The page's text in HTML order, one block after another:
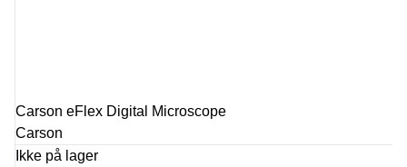
Carson eFlex Digital Microscope
Carson
Ikke på lager